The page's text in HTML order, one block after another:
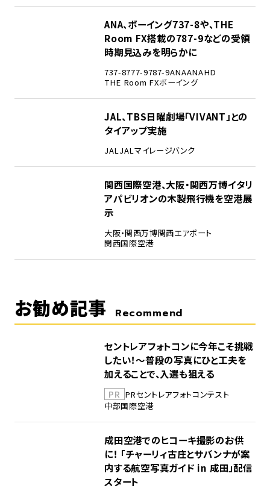
ANA、ボーイング737-8や、THE
Room FX搭載の787-9などの受領
時期見込みを明らかに
737-8777-9787-9ANAANAHD
THE Room FXボーイング
JAL、TBS日曜劇場「VIVANT」との
タイアップ実施
JALJALマイレージバンク
関西国際空港、大阪・関西万博イタリ
アパビリオンの木製飛行機を空港展
示
大阪・関西万博関西エアポート
関西国際空港
お勧め記事 Recommend
セントレアフォトコンに今年こそ挑戦
したい！～普段の写真にひと工夫を
加えることで、入選も狙える
PR PRセントレアフォトコンテスト
中部国際空港
成田空港でのヒコーキ撮影のお供
に！ 「チャーリィ古庄とサバンナが案
内する航空写真ガイド in 成田」配信
スタート